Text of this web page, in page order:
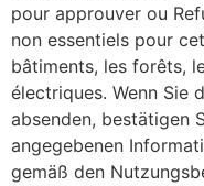
pour approuver ou
non essentiels pour
bâtiments, les forêts,
électriques. Wenn Sie
absenden, bestätigen
angegebenen
gemäß den